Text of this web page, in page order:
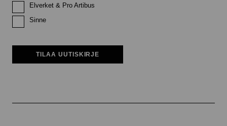
Elverket & Pro Artibus
Sinne
TILAA UUTISKIRJE